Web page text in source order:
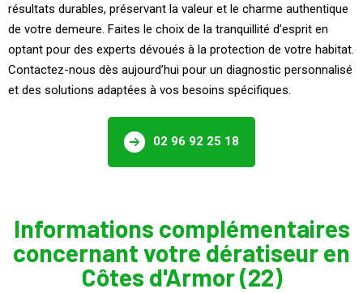
résultats durables, préservant la valeur et le charme authentique
de votre demeure. Faites le choix de la tranquillité d’esprit en
optant pour des experts dévoués à la protection de votre habitat.
Contactez-nous dès aujourd’hui pour un diagnostic personnalisé
et des solutions adaptées à vos besoins spécifiques.
02 96 92 25 18
Informations complémentaires
concernant votre dératiseur en
Côtes d'Armor (22)